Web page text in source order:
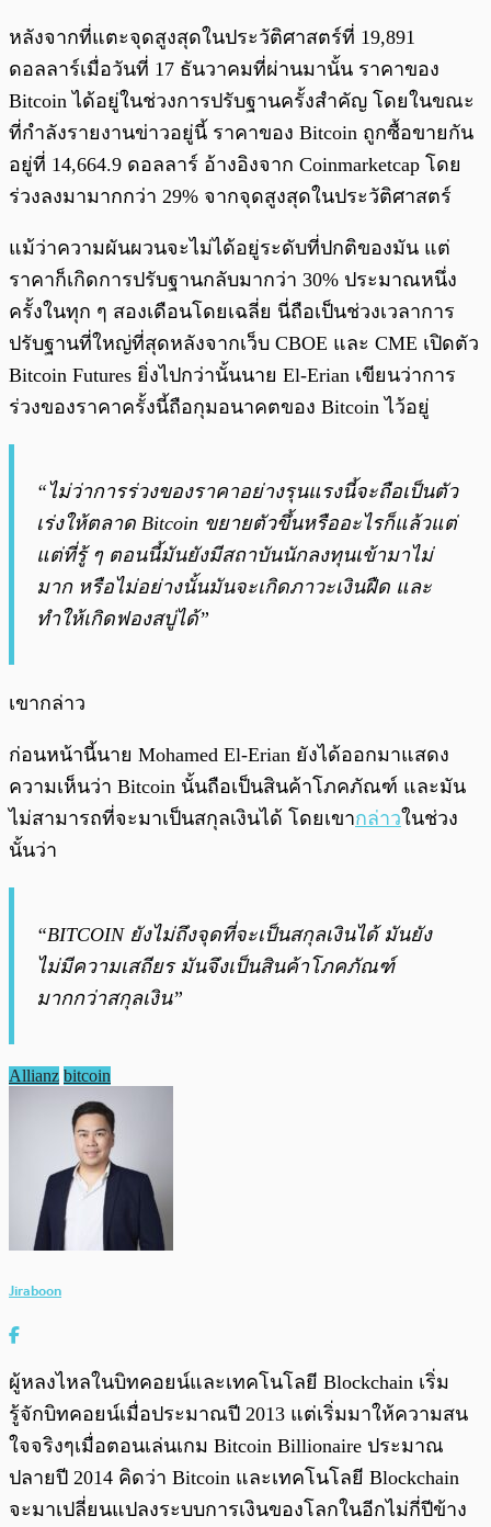
หลังจากที่แตะจุดสูงสุดในประวัติศาสตร์ที่ 19,891
ดอลลาร์เมื่อวันที่ 17 ธันวาคมที่ผ่านมานั้น ราคาของ
Bitcoin ได้อยู่ในช่วงการปรับฐานครั้งสำคัญ โดยในขณะ
ที่กำลังรายงานข่าวอยู่นี้ ราคาของ Bitcoin ถูกซื้อขายกัน
อยู่ที่ 14,664.9 ดอลลาร์ อ้างอิงจาก Coinmarketcap โดย
ร่วงลงมามากกว่า 29% จากจุดสูงสุดในประวัติศาสตร์
แม้ว่าความผันผวนจะไม่ได้อยู่ระดับที่ปกติของมัน แต่
ราคาก็เกิดการปรับฐานกลับมากว่า 30% ประมาณหนึ่ง
ครั้งในทุก ๆ สองเดือนโดยเฉลี่ย นี่ถือเป็นช่วงเวลาการ
ปรับฐานที่ใหญ่ที่สุดหลังจากเว็บ CBOE และ CME เปิดตัว
Bitcoin Futures ยิ่งไปกว่านั้นนาย El-Erian เขียนว่าการ
ร่วงของราคาครั้งนี้ถือกุมอนาคตของ Bitcoin ไว้อยู่
“ไม่ว่าการร่วงของราคาอย่างรุนแรงนี้จะถือเป็นตัว
เร่งให้ตลาด Bitcoin ขยายตัวขึ้นหรืออะไรก็แล้วแต่
แต่ที่รู้ ๆ ตอนนี้มันยังมีสถาบันนักลงทุนเข้ามาไม่
มาก หรือไม่อย่างนั้นมันจะเกิดภาวะเงินฝืด และ
ทำให้เกิดฟองสบู่ได้”
เขากล่าว
ก่อนหน้านี้นาย Mohamed El-Erian ยังได้ออกมาแสดง
ความเห็นว่า Bitcoin นั้นถือเป็นสินค้าโภคภัณฑ์ และมัน
ไม่สามารถที่จะมาเป็นสกุลเงินได้ โดยเขากล่าวในช่วง
นั้นว่า
“BITCOIN ยังไม่ถึงจุดที่จะเป็นสกุลเงินได้ มันยัง
ไม่มีความเสถียร มันจึงเป็นสินค้าโภคภัณฑ์
มากกว่าสกุลเงิน”
Allianz bitcoin
Jiraboon
ผู้หลงไหลในบิทคอยน์และเทคโนโลยี Blockchain เริ่ม
รู้จักบิทคอยน์เมื่อประมาณปี 2013 แต่เริ่มมาให้ความสน
ใจจริงๆเมื่อตอนเล่นเกม Bitcoin Billionaire ประมาณ
ปลายปี 2014 คิดว่า Bitcoin และเทคโนโลยี Blockchain
จะมาเปลี่ยนแปลงระบบการเงินของโลกในอีกไม่กี่ปีข้าง